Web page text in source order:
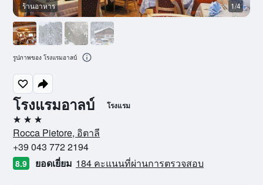
โรงแรมอาลบ์ โรงแรม
3 ดาว
Rocca Pietore, อิตาลี
+39 043 772 2194
8.9 ยอดเยี่ยม 184 คะแนนที่ผ่านการตรวจสอบ
ร้านอาหาร 1/4
รูปภาพของ โรงแรมอาลบ์